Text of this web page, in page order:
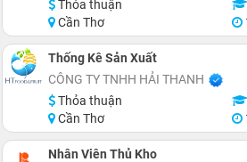
Thỏa thuận
Cần Thơ
Thống Kê Sản Xuất
CÔNG TY TNHH HẢI THANH
Thỏa thuận
Cần Thơ
Nhân Viên Thủ Kho